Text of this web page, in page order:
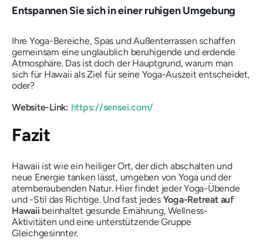
Entspannen Sie sich in einer ruhigen Umgebung
Ihre Yoga-Bereiche, Spas und Außenterrassen schaffen
gemeinsam eine unglaublich beruhigende und erdende
Atmosphäre. Das ist doch der Hauptgrund, warum man
sich für Hawaii als Ziel für seine Yoga-Auszeit entscheidet,
oder?
Website-Link: https://sensei.com/
Fazit
Hawaii ist wie ein heiliger Ort, der dich abschalten und
neue Energie tanken lässt, umgeben von Yoga und der
atemberaubenden Natur. Hier findet jeder Yoga-Übende
und -Stil das Richtige. Und fast jedes Yoga-Retreat auf
Hawaii beinhaltet gesunde Ernährung, Wellness-
Aktivitäten und eine unterstützende Gruppe
Gleichgesinnter.